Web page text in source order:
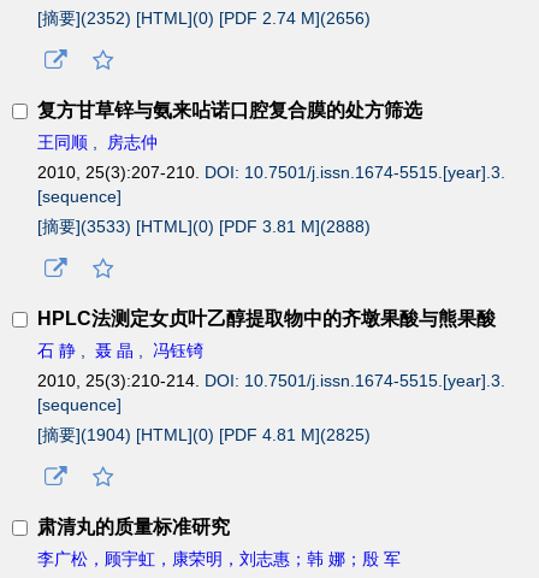
[摘要](2352) [HTML](0) [PDF 2.74 M](2656)
复方甘草锌与氨来呫诺口腔复合膜的处方筛选
王同顺 ,
房志仲
2010, 25(3):207-210. DOI: 10.7501/j.issn.1674-5515.[year].3.
[sequence]
[摘要](3533) [HTML](0) [PDF 3.81 M](2888)
HPLC法测定女贞叶乙醇提取物中的齐墩果酸与熊果酸
石 静 , 聂 晶 ,
冯钰锜
2010, 25(3):210-214. DOI: 10.7501/j.issn.1674-5515.[year].3.
[sequence]
[摘要](1904) [HTML](0) [PDF 4.81 M](2825)
肃清丸的质量标准研究
李广松，顾宇虹，康荣明，刘志惠；韩 娜；殷 军